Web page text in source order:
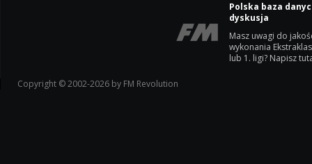
Polska baza
dyskusja
Masz uwagi do
wykonania
lub 1. ligi? Napisz
Copyright © 2002-2026 by FM Revolution